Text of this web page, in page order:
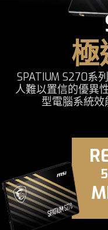
極
SPATIUM S270系
人難以置信的優異
型電腦系統效